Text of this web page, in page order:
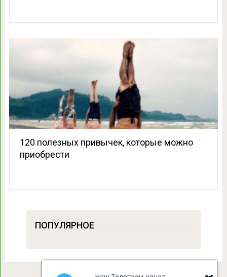
120 полезных привычек, которые можно
приобрести
ПОПУЛЯРНОЕ